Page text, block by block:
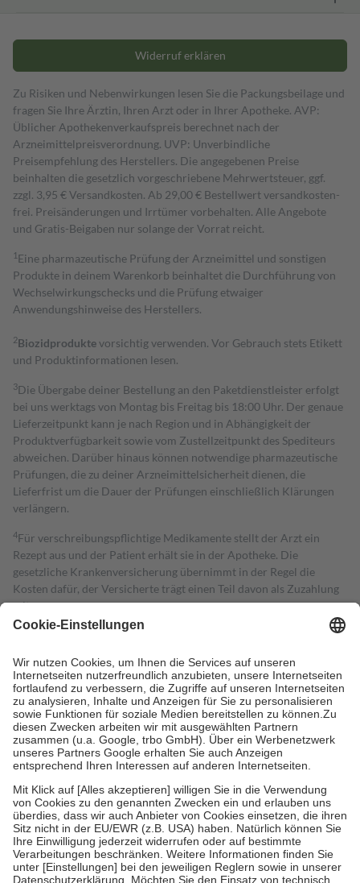
Widerruf erklären
Zu Risiken und Nebenwirkungen lesen Sie die Packungsbeilage und
fragen Sie Ihre Ärztin, Ihren Arzt oder in Ihrer Apotheke. AVP:
Üblicher Apothekenverkaufspreis berechnet nach der
Arzneimittelpreisverordnung. UVP: Unverbindliche
Preisempfehlung des Herstellers. Die angegebenen Preise
beinhalten die gesetzlich vorgeschriebene Mehrwertsteuer, ggf.
zzgl. 3,95 € Versandkosten. Ab 29,00 € Bestell­wert versand­kosten­
frei. Preisänderungen und Irrtümer vorbehalten. Alle Angebote
und Gratis-Beigaben nur solange der Vorrat reicht.
1 Eine pharmazeutische Prüfung der Arzneimittel und sonstigen
Produkte in deinem Warenkorb beinhaltet die Durchführung von
Wechselwirkungschecks und die Prüfung etwaiger
Anwendungshinweise des Herstellers.
2Biozidproduktevorsichtig verwenden. Vor Gebrauch stets Etikett
und Produktinformationen lesen.
3Die Übergabe deiner Bestellung an den Paketdienstleister erfolgt
bei uns werktags von Montag bis Freitag bis 18:00 Uhr. Der genaue
Lieferzeitpunkt kann je nach Region und in Abhängigkeit der
Produktverfügbarkeit sowie vom Zustellzeitpunkt des Spediteurs
abweichen. Darüber hinaus können notwendige pharmazeutische
Prüfungen, die zu deiner Arzneimittelsicherheit dienen, die
Lieferfrist um die Dauer der Prüfungen einschließlich Klärungen
verlängern.
4Für verschreibungspflichtige Medikamente stellt der Arzt ein
Rezept aus und der Patient erhält sie in der Apotheke. Die
gesetzliche Krankenversicherung übernimmt in der Regel die
Kosten dafür, der Versicherte trägt einen Teil davon als Zuzahlung
mit.
Grundsätzlich leisten Mitglieder Zuzahlungen in Höhe von zehn
höchstens zehn Euro.
Es sind jedoch nie mehr als die tatsächlichen
Kosten der Leistung zu entrichten.
Diese Regeln gelten grundsätzlich auch für Online-Apotheken.
Bei Heilmitteln und häuslicher Krankenpflege beträgt die
Zuzahlung zehn Prozent der Kosten sowie zehn Euro je
Verordnung.
Um das Engagement der Versicherten für ihre eigene Gesundheit zu
stärken und die besondere Stellung der Familie zu unterstützen,
fallenkeine Zuzahlungenan bei:
• Kindern und Jugendlichen bis zum vollendeten 18. Lebensjahr
mit Ausnahme der Fahrkosten
• Untersuchungen zur Vorsorge und Früherkennung, die von der
GKV getragen werden
• empfohlenen Schutzimpfungen